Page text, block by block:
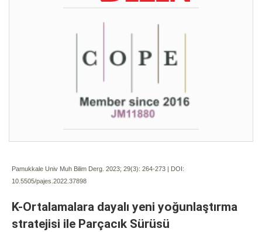
Pamukkale Univ Muh Bilim Derg. 2023; 29(3): 264-273 | DOI:
10.5505/pajes.2022.37898
K-Ortalamalara dayalı yeni yoğunlaştırma
stratejisi ile Parçacık Sürüsü